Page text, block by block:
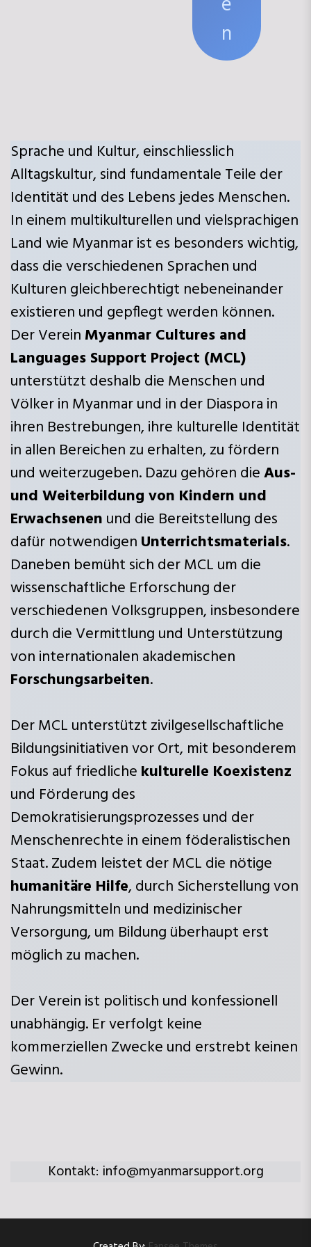
n
Sprache und Kultur, einschliesslich
Alltagskultur, sind fundamentale Teile der
Identität und des Lebens jedes Menschen.
In einem multikulturellen und vielsprachigen
Land wie Myanmar ist es besonders wichtig,
dass die verschiedenen Sprachen und
Kulturen gleichberechtigt nebeneinander
existieren und gepflegt werden können.
Der Verein Myanmar Cultures and
Languages Support Project (MCL)
unterstützt deshalb die Menschen und
Völker in Myanmar und in der Diaspora in
ihren Bestrebungen, ihre kulturelle Identität
in allen Bereichen zu erhalten, zu fördern
und weiterzugeben. Dazu gehören dieAus-
und Weiterbildung von Kindern und
Erwachsenen und die Bereitstellung des
dafür notwendigen Unterrichtsmaterials.
Daneben bemüht sich der MCL um die
wissenschaftliche Erforschung der
verschiedenen Volksgruppen, insbesondere
durch die Vermittlung und Unterstützung
von internationalen akademischen
Forschungsarbeiten.
Der MCL unterstützt zivilgesellschaftliche
Bildungsinitiativen vor Ort, mit besonderem
Fokus auf friedliche kulturelle Koexistenz
und Förderung des
Demokratisierungsprozesses und der
Menschenrechte in einem föderalistischen
Staat. Zudem leistet der MCL die nötige
humanitäre Hilfe, durch Sicherstellung von
Nahrungsmitteln und medizinischer
Versorgung, um Bildung überhaupt erst
möglich zu machen.
Der Verein ist politisch und konfessionell
unabhängig. Er verfolgt keine
kommerziellen Zwecke und erstrebt keinen
Gewinn.
Kontakt: info@myanmarsupport.org